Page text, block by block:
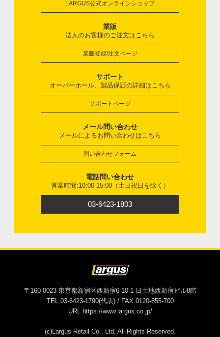
LARGUS公式オンラインショップ
業販
法人のお客様のご注文はこちら
業販登録/注文ページ
サポート
オーバーホール、製品保証の詳細はこちら
サポートページ
メール問い合わせ
メールによるお問い合わせはこちら
問い合わせフォーム
電話問い合わせ
営業時間:10:00-15:00（土日祝日を除く）
03-6423-1803
〒160-0023 東京都新宿区西新宿6-10-1 日土地西新宿ビル8階
TEL 03-6423-1790(代表) / FAX 0120-855-700
URL https://www.largus.co.jp/
(c)Largus Retail Co., Ltd. All Rights Reserved.